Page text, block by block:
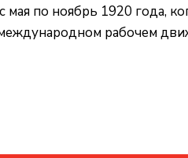
мая по ноябрь 1920 года,
рабочем